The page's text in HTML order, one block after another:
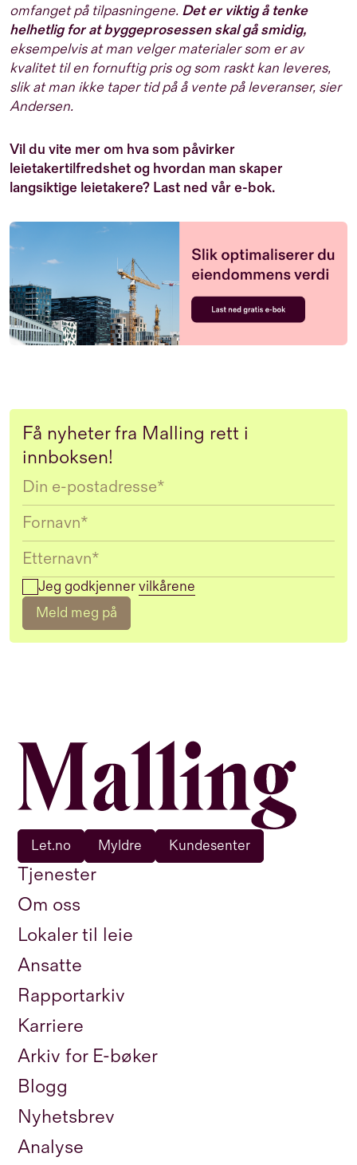
omfanget på tilpasningene. Det er viktig å tenke
helhetlig for at byggeprosessen skal gå smidig,
eksempelvis at man velger materialer som er av
kvalitet til en fornuftig pris og som raskt kan leveres,
slik at man ikke taper tid på å vente på leveranser, sier
Andersen.
Vil du vite mer om hva som påvirker
leietakertilfredshet og hvordan man skaper
langsiktige leietakere? Last ned vår e-bok.
Få nyheter fra Malling rett i
innboksen!
Email
Jeg godkjennervilkårene
Meld meg på
Tjenester
Om oss
Lokaler til leie
Ansatte
Rapportarkiv
Karriere
Arkiv for E-bøker
Blogg
Nyhetsbrev
Analyse
Let.no Myldre Kundesenter